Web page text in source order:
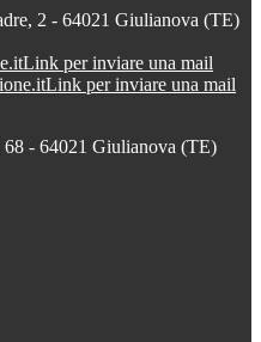
2 - 64021 Giulianova (TE)
Link per inviare una mail
Link per inviare una mail
- 64021 Giulianova (TE)